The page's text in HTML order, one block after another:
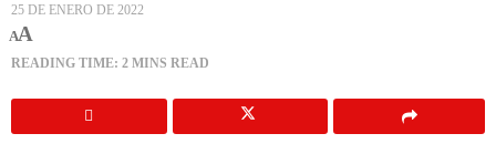
25 DE ENERO DE 2022
AA
READING TIME: 2 MINS READ